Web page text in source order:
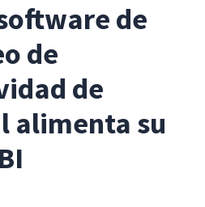
de
de
de
alimenta su